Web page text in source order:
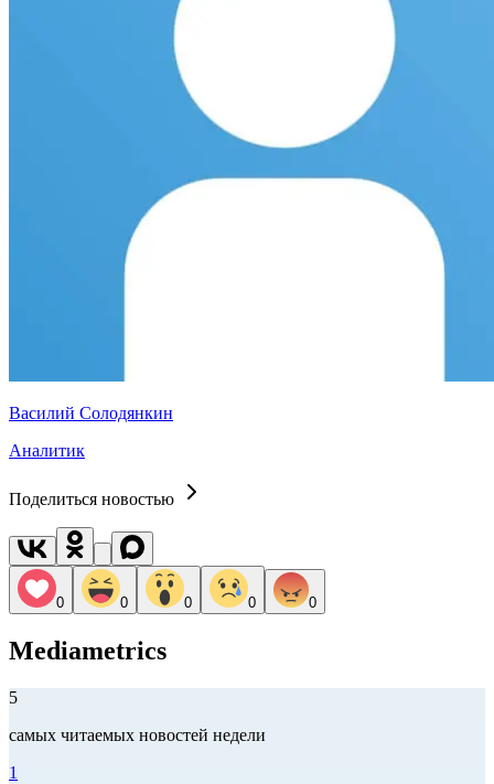
Василий Солодянкин
Аналитик
Поделиться новостью
0 0 0 0 0
Mediametrics
5
самых читаемых новостей недели
1